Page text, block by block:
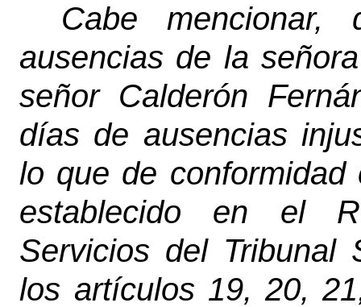
Cabe
ausencias de la
señor Calderón
días de ausencias
lo que de
establecido en el
Servicios del Tribunal
los artículos 19, 20,